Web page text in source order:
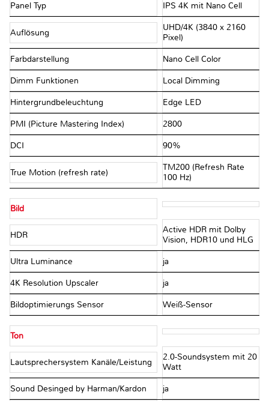
Panel Typ IPS 4K mit Nano Cell
Auflösung
UHD/4K (3840 x 2160
Pixel)
Farbdarstellung Nano Cell Color
Dimm Funktionen Local Dimming
Hintergrundbeleuchtung Edge LED
PMI (Picture Mastering Index) 2800
DCI 90%
True Motion (refresh rate)
TM200 (Refresh Rate
100 Hz)
Bild
HDR
Active HDR mit Dolby
Vision, HDR10 und HLG
Ultra Luminance ja
4K Resolution Upscaler ja
Bildoptimierungs Sensor Weiß-Sensor
Ton
Lautsprechersystem Kanäle/Leistung
2.0-Soundsystem mit 20
Watt
Sound Desinged by Harman/Kardon ja